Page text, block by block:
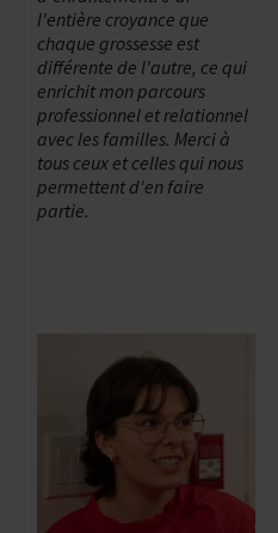
l'entière croyance que
chaque grossesse est
différente de l'autre, ce qui
enrichit mon parcours
professionnel et relationnel
avec les familles. Merci à
tous ceux et celles qui nous
permettent d'en faire
partie.